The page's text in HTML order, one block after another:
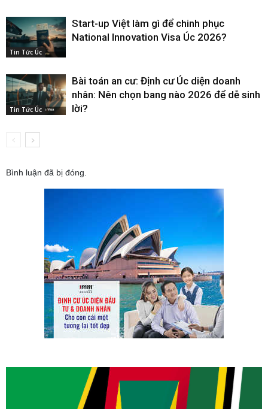
Tin Tức Úc
Start-up Việt làm gì để chinh phục
National Innovation Visa Úc 2026?
Tin Tức Úc
Bài toán an cư: Định cư Úc diện doanh
nhân: Nên chọn bang nào 2026 để dễ sinh
lời?
Bình luận đã bị đóng.